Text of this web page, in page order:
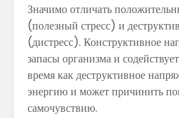
Значимо отличать
(полезный стресс) и
(дистресс). Конструктивное
запасы организма и
время как деструктивное
энергию и может причинить
самочувствию.